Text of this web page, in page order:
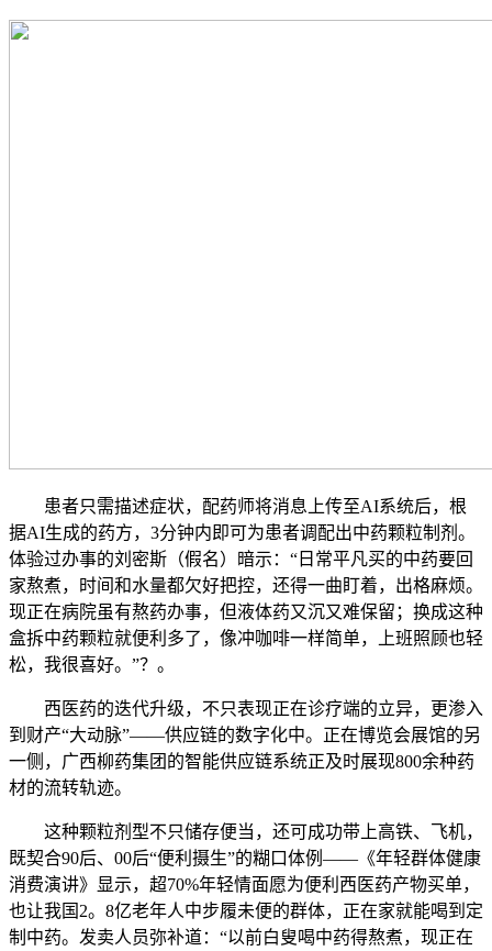
患者只需描述症状，配药师将消息上传至AI系统后，根
据AI生成的药方，3分钟内即可为患者调配出中药颗粒制剂。
体验过办事的刘密斯（假名）暗示：“日常平凡买的中药要回
家熬煮，时间和水量都欠好把控，还得一曲盯着，出格麻烦。
现正在病院虽有熬药办事，但液体药又沉又难保留；换成这种
盒拆中药颗粒就便利多了，像冲咖啡一样简单，上班照顾也轻
松，我很喜好。”？。
西医药的迭代升级，不只表现正在诊疗端的立异，更渗入
到财产“大动脉”——供应链的数字化中。正在博览会展馆的另
一侧，广西柳药集团的智能供应链系统正及时展现800余种药
材的流转轨迹。
这种颗粒剂型不只储存便当，还可成功带上高铁、飞机，
既契合90后、00后“便利摄生”的糊口体例——《年轻群体健康
消费演讲》显示，超70%年轻情面愿为便利西医药产物买单，
也让我国2。8亿老年人中步履未便的群体，正在家就能喝到定
制中药。发卖人员弥补道：“以前白叟喝中药得熬煮，现正在